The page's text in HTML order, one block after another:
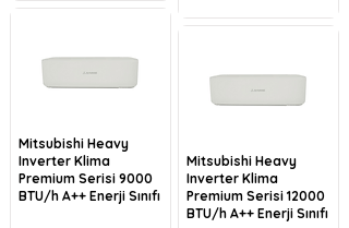
Mitsubishi Heavy
Inverter Klima
Premium Serisi 9000
BTU/h A++ Enerji Sınıfı
Mitsubishi Heavy
Inverter Klima
Premium Serisi 12000
BTU/h A++ Enerji Sınıfı